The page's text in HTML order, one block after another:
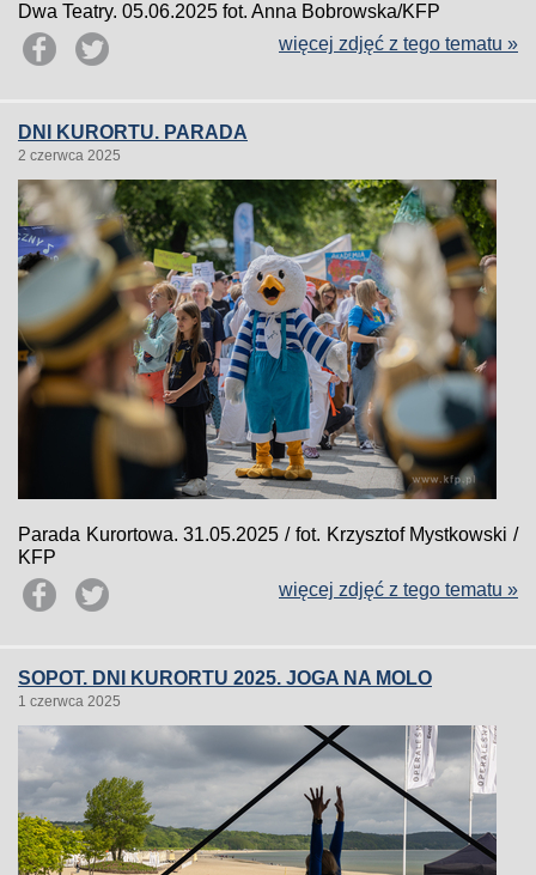
Dwa Teatry. 05.06.2025 fot. Anna Bobrowska/KFP
więcej zdjęć z tego tematu »
DNI KURORTU. PARADA
2 czerwca 2025
Parada Kurortowa. 31.05.2025 / fot. Krzysztof Mystkowski /
KFP
więcej zdjęć z tego tematu »
SOPOT. DNI KURORTU 2025. JOGA NA MOLO
1 czerwca 2025